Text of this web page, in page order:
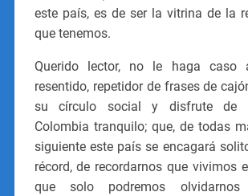
este país, es de ser la vitrina de la
que tenemos.
Querido lector, no le haga caso
resentido, repetidor de frases de
su círculo social y disfrute de
Colombia tranquilo; que, de todas
siguiente este país se encagará
récord, de recordarnos que vivimos
que solo podremos